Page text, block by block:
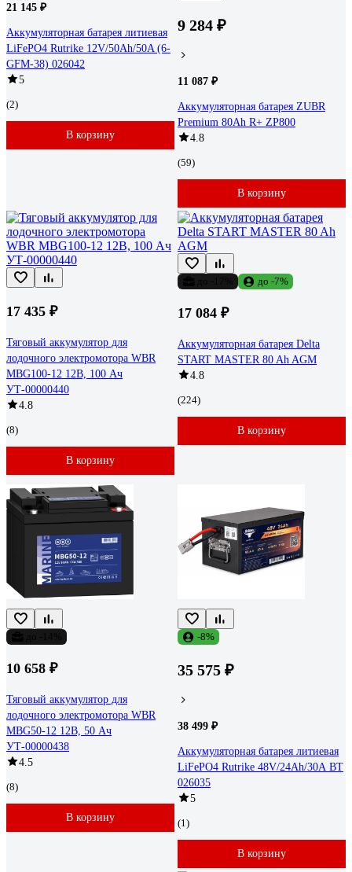
21 145 ₽
Аккумуляторная батарея литиевая
LiFePO4 Rutrike 12V/50Ah/50A (6-
GFM-38) 026042
5
(2)
В корзину
9 284 ₽
11 087 ₽
Аккумуляторная батарея ZUBR
Premium 80Ah R+ ZP800
4.8
(59)
В корзину
17 435 ₽
Тяговый аккумулятор для
лодочного электромотора WBR
MBG100-12 12В, 100 Ач
УТ-00000440
4.8
(8)
В корзину
до -7%
17 084 ₽
Аккумуляторная батарея Delta
START MASTER 80 Ah AGM
4.8
(224)
В корзину
10 658 ₽
Тяговый аккумулятор для
лодочного электромотора WBR
MBG50-12 12В, 50 Ач
УТ-00000438
4.5
(8)
В корзину
-8%
35 575 ₽
38 499 ₽
Аккумуляторная батарея литиевая
LiFePO4 Rutrike 48V/24Ah/30А BT
026035
5
(1)
В корзину